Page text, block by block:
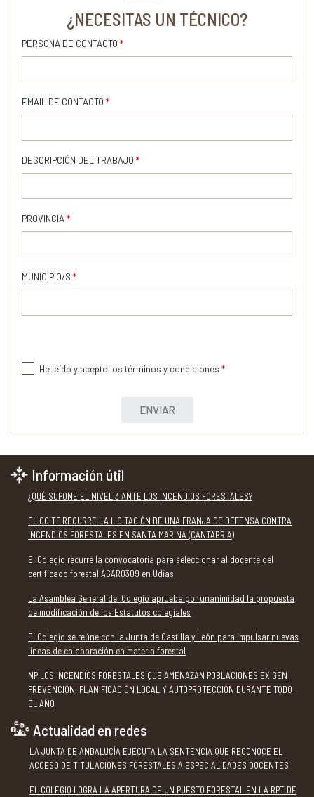
¿NECESITAS UN TÉCNICO?
PERSONA DE CONTACTO *
EMAIL DE CONTACTO *
DESCRIPCIÓN DEL TRABAJO *
PROVINCIA *
MUNICIPIO/S *
He leído y acepto los términos y condiciones *
ENVIAR
Información útil
¿QUÉ SUPONE EL NIVEL 3 ANTE LOS INCENDIOS FORESTALES?
EL COITF RECURRE LA LICITACIÓN DE UNA FRANJA DE DEFENSA CONTRA
INCENDIOS FORESTALES EN SANTA MARINA (CANTABRIA)
El Colegio recurre la convocatoria para seleccionar al docente del
certificado forestal AGAR0309 en Udías
La Asamblea General del Colegio aprueba por unanimidad la propuesta
de modificación de los Estatutos colegiales
El Colegio se reúne con la Junta de Castilla y León para impulsar nuevas
líneas de colaboración en materia forestal
NP LOS INCENDIOS FORESTALES QUE AMENAZAN POBLACIONES EXIGEN
PREVENCIÓN, PLANIFICACIÓN LOCAL Y AUTOPROTECCIÓN DURANTE TODO
EL AÑO
Actualidad en redes
LA JUNTA DE ANDALUCÍA EJECUTA LA SENTENCIA QUE RECONOCE EL
ACCESO DE TITULACIONES FORESTALES A ESPECIALIDADES DOCENTES
EL COLEGIO LOGRA LA APERTURA DE UN PUESTO FORESTAL EN LA RPT DE